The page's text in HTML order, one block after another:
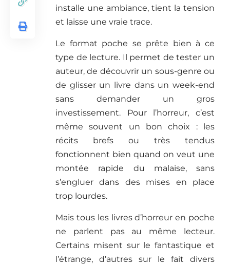
installe une ambiance, tient la tension
et laisse une vraie trace.
Le format poche se prête bien à ce
type de lecture. Il permet de tester un
auteur, de découvrir un sous-genre ou
de glisser un livre dans un week-end
sans demander un gros
investissement. Pour l’horreur, c’est
même souvent un bon choix : les
récits brefs ou très tendus
fonctionnent bien quand on veut une
montée rapide du malaise, sans
s’engluer dans des mises en place
trop lourdes.
Mais tous les livres d’horreur en poche
ne parlent pas au même lecteur.
Certains misent sur le fantastique et
l’étrange, d’autres sur le fait divers